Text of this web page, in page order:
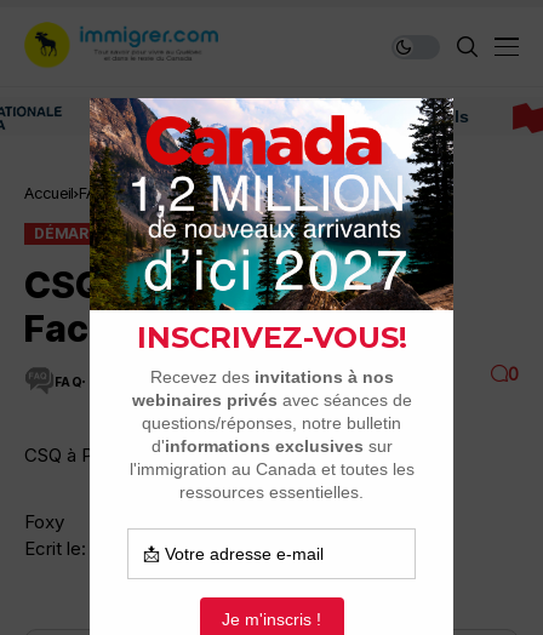
Immigrer au Canada: ressources et conseils
Accueil FAQ Démarches CSQ à Paris ? Facileuuuuhhh !
DÉMARCHES FAQ
CSQ à Paris ?
Facileuuuuhhh !
FAQ 2 MINUTES DE LECTURE 2.9K VUES 0
CSQ à Paris ? Facileuuuuhhh !
Foxy
Ecrit le: 30/01, 17:19